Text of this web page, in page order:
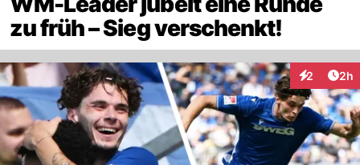
zu früh – Sieg verschenkt!
2 2h